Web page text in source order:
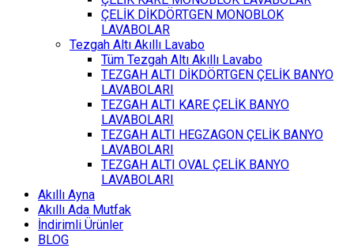
ÇELİK DİKDÖRTGEN MONOBLOK
LAVABOLAR
Tezgah Altı Akıllı Lavabo
Tüm Tezgah Altı Akıllı Lavabo
TEZGAH ALTI DİKDÖRTGEN ÇELİK BANYO
LAVABOLARI
TEZGAH ALTI KARE ÇELİK BANYO
LAVABOLARI
TEZGAH ALTI HEGZAGON ÇELİK BANYO
LAVABOLARI
TEZGAH ALTI OVAL ÇELİK BANYO
LAVABOLARI
Akıllı Ayna
Akıllı Ada Mutfak
İndirimli Ürünler
BLOG